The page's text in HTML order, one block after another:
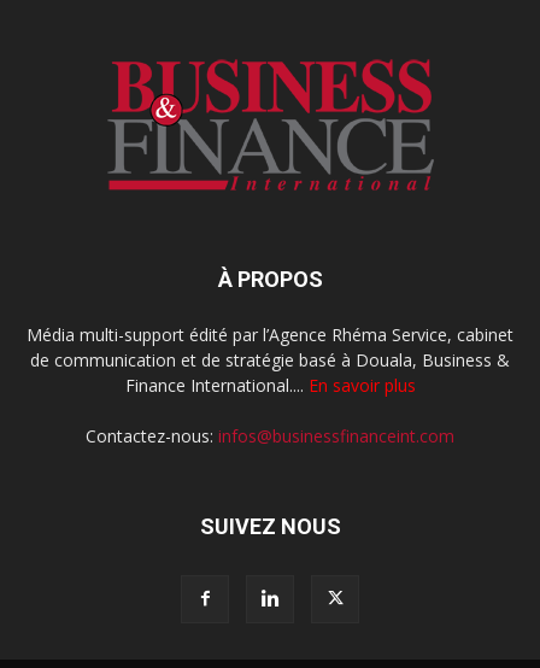
À PROPOS
Média multi-support édité par l’Agence Rhéma Service, cabinet
de communication et de stratégie basé à Douala, Business &
Finance International.... En savoir plus
Contactez-nous: infos@businessfinanceint.com
SUIVEZ NOUS